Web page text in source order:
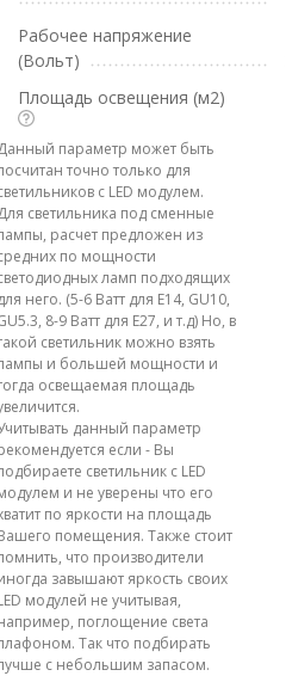
Рабочее напряжение
(Вольт)
Площадь освещения (м2)
параметр может быть
точно только для
с LED модулем.
светильника под сменные
расчет предложен из
по мощности
ламп подходящих
него. (5-6 Ватт для E14, GU10,
8-9 Ватт для E27, и т.д) Но, в
светильник можно взять
и большей мощности и
освещаемая площадь
данный параметр
если - Вы
светильник с LED
и не уверены что его
по яркости на площадь
помещения. Также стоит
что производители
завышают яркость своих
модулей не учитывая,
поглощение света
Так что подбирать
с небольшим запасом.